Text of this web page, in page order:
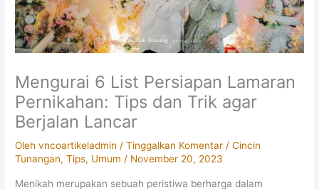
Mengurai 6 List Persiapan Lamaran
Pernikahan: Tips dan Trik agar
Berjalan Lancar
Olehvncoartikeladmin /Tinggalkan Komentar /Cincin
Tunangan,Tips, Umum / November 20, 2023
Menikah merupakan sebuah peristiwa berharga dalam